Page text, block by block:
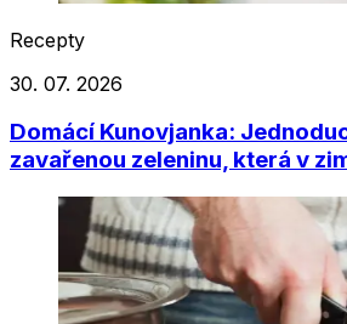
Recepty
30. 07. 2026
Domácí Kunovjanka:
zavařenou zeleninu, která v